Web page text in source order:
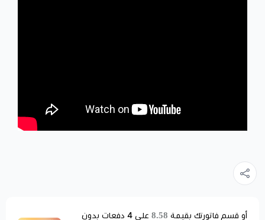
أو قسم فاتورتك بقيمة 8.58 على 4 دفعات بدون